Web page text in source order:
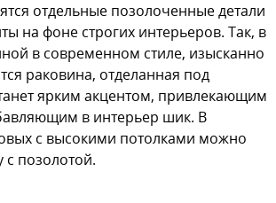
отдельные позолоченные детали
на фоне строгих интерьеров. Так, в
в современном стиле, изысканно
раковина, отделанная под
ярким акцентом, привлекающим
в интерьер шик. В
с высокими потолками можно
с позолотой.